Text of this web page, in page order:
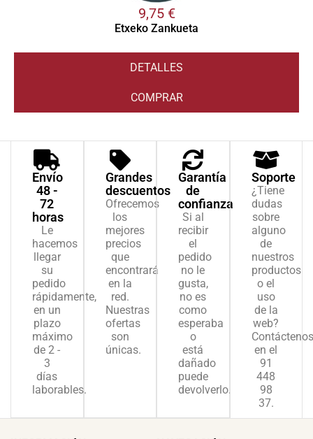
9,75 €
Etxeko Zankueta
DETALLES
COMPRAR
Envío
48 -
72
horas
Le
hacemos
llegar
su
pedido
rápidamente,
en un
plazo
máximo
de 2 -
3
días
laborables.
Grandes
descuentos
Ofrecemos
los
mejores
precios
que
encontrará
en la
red.
Nuestras
ofertas
son
únicas.
Garantía
de
confianza
Si al
recibir
el
pedido
no le
gusta,
no es
como
esperaba
o
está
dañado
puede
devolverlo.
Soporte
¿Tiene
dudas
sobre
alguno
de
nuestros
productos
o el
uso
de la
web?
Contáctenos
en el
91
448
98
37.